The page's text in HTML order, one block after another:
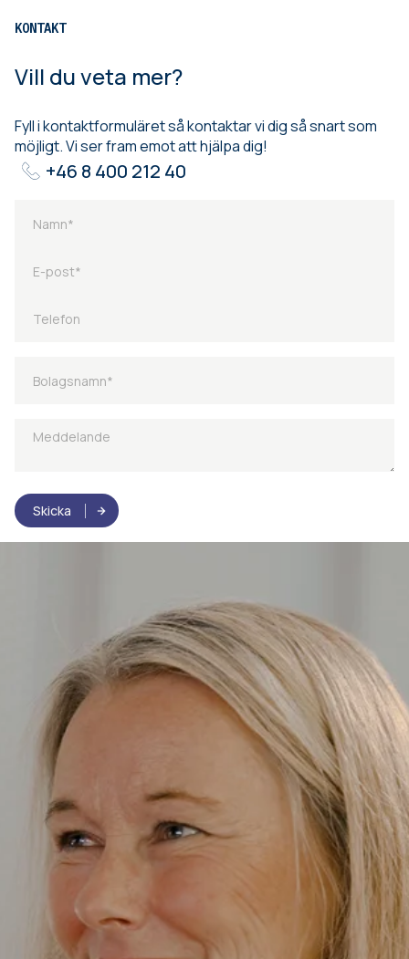
KONTAKT
Vill du veta mer?
Fyll i kontaktformuläret så kontaktar vi dig så snart som
möjligt. Vi ser fram emot att hjälpa dig!
+46 8 400 212 40